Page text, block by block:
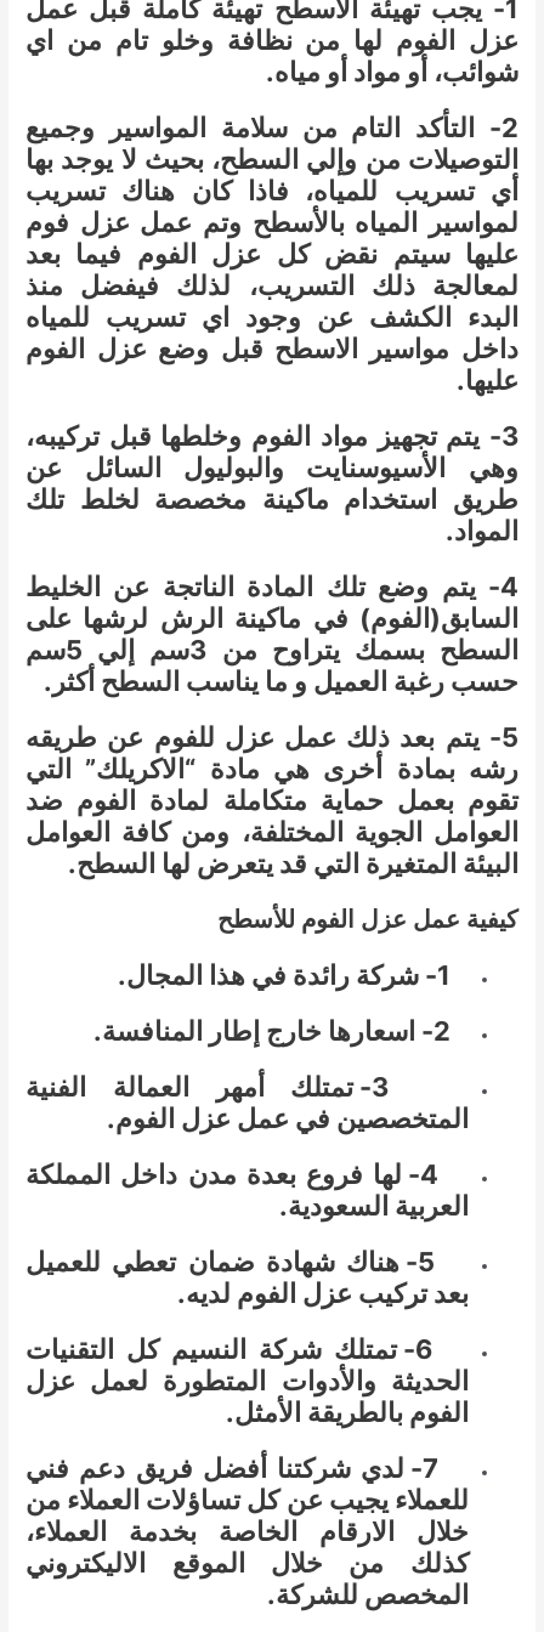
1- يجب تهيئة الاسطح تهيئة كاملة قبل عمل
عزل الفوم لها من نظافة وخلو تام من اي
شوائب، أو مواد أو مياه.
2- التأكد التام من سلامة المواسير وجميع
التوصيلات من وإلي السطح، بحيث لا يوجد بها
أي تسريب للمياه، فاذا كان هناك تسريب
لمواسير المياه بالأسطح وتم عمل عزل فوم
عليها سيتم نقض كل عزل الفوم فيما بعد
لمعالجة ذلك التسريب، لذلك فيفضل منذ
البدء الكشف عن وجود اي تسريب للمياه
داخل مواسير الاسطح قبل وضع عزل الفوم
عليها.
3- يتم تجهيز مواد الفوم وخلطها قبل تركيبه،
وهي الأسيوسنايت والبوليول السائل عن
طريق استخدام ماكينة مخصصة لخلط تلك
المواد.
4- يتم وضع تلك المادة الناتجة عن الخليط
السابق(الفوم) في ماكينة الرش لرشها على
السطح بسمك يتراوح من 3سم إلي 5سم
حسب رغبة العميل و ما يناسب السطح أكثر.
5- يتم بعد ذلك عمل عزل للفوم عن طريقه
رشه بمادة أخرى هي مادة “الاكريلك” التي
تقوم بعمل حماية متكاملة لمادة الفوم ضد
العوامل الجوية المختلفة، ومن كافة العوامل
البيئة المتغيرة التي قد يتعرض لها السطح.
كيفية عمل عزل الفوم للأسطح
3- تمتلك أمهر العمالة الفنية
المتخصصين في عمل عزل الفوم.
4- لها فروع بعدة مدن داخل المملكة
العربية السعودية.
5- هناك شهادة ضمان تعطي للعميل
بعد تركيب عزل الفوم لديه.
6- تمتلك شركة النسيم كل التقنيات
الحديثة والأدوات المتطورة لعمل عزل
الفوم بالطريقة الأمثل.
7- لدي شركتنا أفضل فريق دعم فني
للعملاء يجيب عن كل تساؤلات العملاء من
خلال الارقام الخاصة بخدمة العملاء،
كذلك من خلال الموقع الاليكتروني
المخصص للشركة.